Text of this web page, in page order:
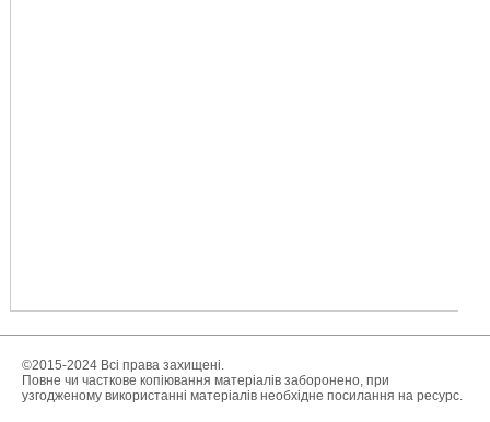
©2015-2024 Всі права захищені.
Повне чи часткове копіювання матеріалів заборонено, при
узгодженому використанні матеріалів необхідне посилання на ресурс.